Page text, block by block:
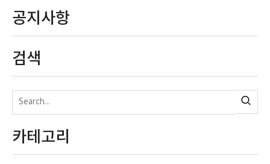
공지사항
검색
카테고리